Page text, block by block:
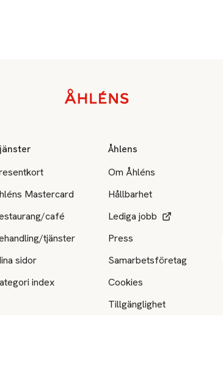
Mastercard
café
tjänster
sidor
index
Åhlens
Om Åhléns
Hållbarhet
Lediga jobb
Press
Samarbetsföretag
Cookies
Tillgänglighet